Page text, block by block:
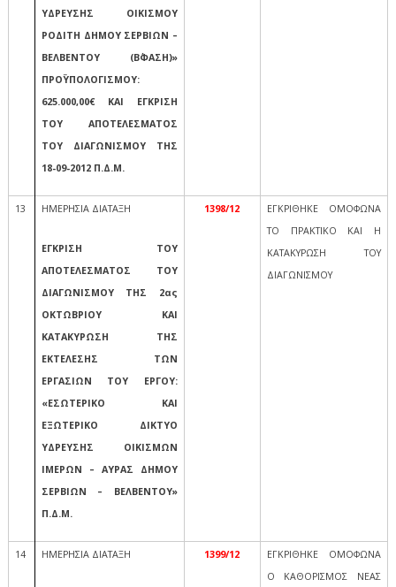
ΥΔΡΕΥΣΗΣ ΟΙΚΙΣΜΟΥ
ΡΟΔΙΤΗ ΔΗΜΟΥ ΣΕΡΒΙΩΝ –
ΒΕΛΒΕΝΤΟΥ (Β΄ΦΑΣΗ)»
ΠΡΟΫΠΟΛΟΓΙΣΜΟΥ:
625.000,00€ ΚΑΙ ΕΓΚΡΙΣΗ
ΤΟΥ ΑΠΟΤΕΛΕΣΜΑΤΟΣ
ΤΟΥ ΔΙΑΓΩΝΙΣΜΟΥ ΤΗΣ
18-09-2012 Π.Δ.Μ.
13 ΗΜΕΡΗΣΙΑ ΔΙΑΤΑΞΗ
ΕΓΚΡΙΣΗ ΤΟΥ
ΑΠΟΤΕΛΕΣΜΑΤΟΣ ΤΟΥ
ΔΙΑΓΩΝΙΣΜΟΥ ΤΗΣ 2ας
ΟΚΤΩΒΡΙΟΥ ΚΑΙ
ΚΑΤΑΚΥΡΩΣΗ ΤΗΣ
ΕΚΤΕΛΕΣΗΣ ΤΩΝ
ΕΡΓΑΣΙΩΝ ΤΟΥ ΕΡΓΟΥ:
«ΕΣΩΤΕΡΙΚΟ ΚΑΙ
ΕΞΩΤΕΡΙΚΟ ΔΙΚΤΥΟ
ΥΔΡΕΥΣΗΣ ΟΙΚΙΣΜΩΝ
ΙΜΕΡΩΝ – ΑΥΡΑΣ ΔΗΜΟΥ
ΣΕΡΒΙΩΝ – ΒΕΛΒΕΝΤΟΥ»
Π.Δ.Μ.
1398/12
ΕΓΚΡΙΘΗΚΕ ΟΜΟΦΩΝΑ
ΤΟ ΠΡΑΚΤΙΚΟ ΚΑΙ Η
ΚΑΤΑΚΥΡΩΣΗ ΤΟΥ
ΔΙΑΓΩΝΙΣΜΟΥ
14 ΗΜΕΡΗΣΙΑ ΔΙΑΤΑΞΗ 1399/12
ΕΓΚΡΙΘΗΚΕ ΟΜΟΦΩΝΑ
Ο ΚΑΘΟΡΙΣΜΟΣ ΝΕΑΣ